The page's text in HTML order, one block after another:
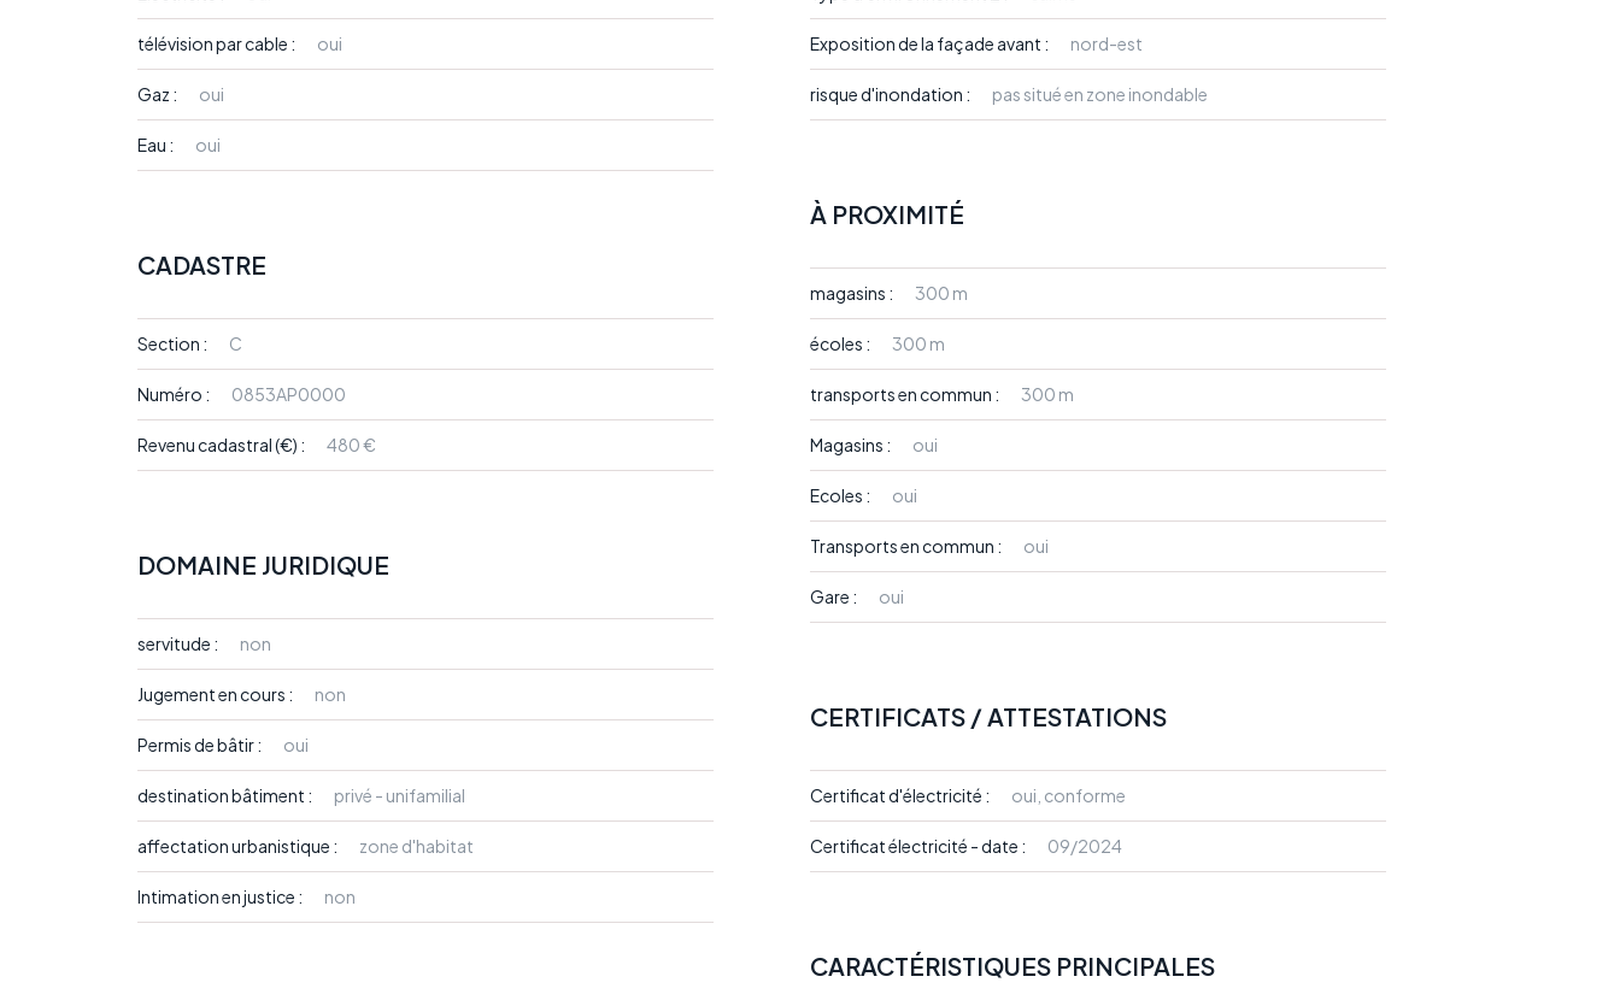
Exposition de la façade avant : nord-est
risque d'inondation : pas situé en zone inondable
télévision par cable : oui
Gaz : oui
Eau : oui
À PROXIMITÉ
magasins : 300 m
écoles : 300 m
transports en commun : 300 m
Magasins : oui
Ecoles : oui
Transports en commun : oui
Gare : oui
CADASTRE
Section : C
Numéro : 0853AP0000
Revenu cadastral (€) : 480 €
DOMAINE JURIDIQUE
servitude : non
Jugement en cours : non
Permis de bâtir : oui
destination bâtiment : privé - unifamilial
affectation urbanistique : zone d'habitat
Intimation en justice : non
CERTIFICATS / ATTESTATIONS
Certificat d'électricité : oui, conforme
Certificat électricité - date : 09/2024
CARACTÉRISTIQUES PRINCIPALES